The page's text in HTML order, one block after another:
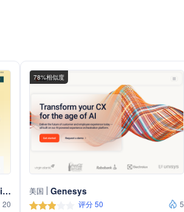
Zendesk Sunshine Conversations
20
78%相似度
美国 Genesys
评分 50
5